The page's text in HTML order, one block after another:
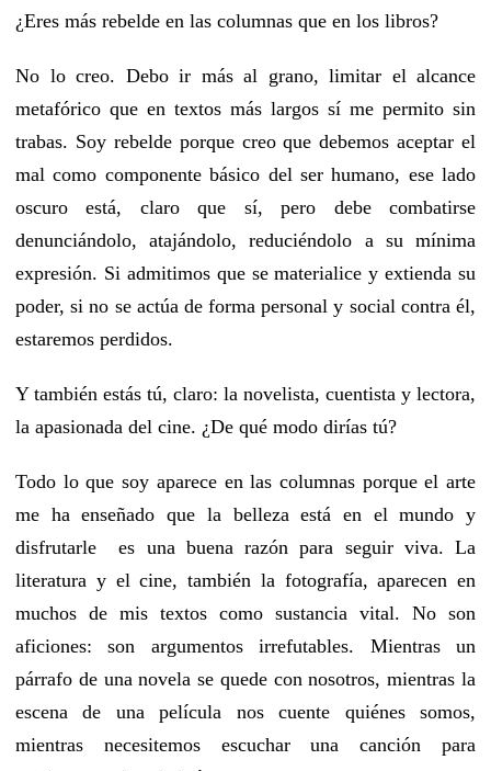
¿Eres más rebelde en las columnas que en los libros?
No lo creo. Debo ir más al grano, limitar el alcance
metafórico que en textos más largos sí me permito sin
trabas. Soy rebelde porque creo que debemos aceptar el
mal como componente básico del ser humano, ese lado
oscuro está, claro que sí, pero debe combatirse
denunciándolo, atajándolo, reduciéndolo a su mínima
expresión. Si admitimos que se materialice y extienda su
poder, si no se actúa de forma personal y social contra él,
estaremos perdidos.
Y también estás tú, claro: la novelista, cuentista y lectora,
la apasionada del cine. ¿De qué modo dirías tú?
Todo lo que soy aparece en las columnas porque el arte
me ha enseñado que la belleza está en el mundo y
disfrutarle es una buena razón para seguir viva. La
literatura y el cine, también la fotografía, aparecen en
muchos de mis textos como sustancia vital. No son
aficiones: son argumentos irrefutables. Mientras un
párrafo de una novela se quede con nosotros, mientras la
escena de una película nos cuente quiénes somos,
mientras necesitemos escuchar una canción para